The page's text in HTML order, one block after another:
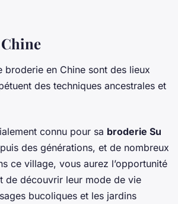
broderie en Chine sont des lieux
des techniques ancestrales et
connu pour sa broderie Su
des générations, et de nombreux
ce village, vous aurez l’opportunité
de découvrir leur mode de vie
bucoliques et les jardins